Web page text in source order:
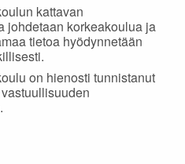
kattavan
johdetaan korkeakoulua ja
tietoa hyödynnetään
on hienosti tunnistanut